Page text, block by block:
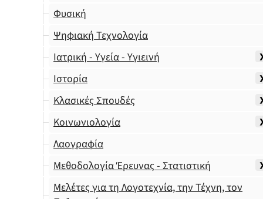
Φυσική
Ψηφιακή Τεχνολογία
Ιατρική - Υγεία - Υγιεινή
Ιστορία
Κλασικές Σπουδές
Κοινωνιολογία
Λαογραφία
Μεθοδολογία Έρευνας - Στατιστική
Μελέτες για τη Λογοτεχνία, την Τέχνη, τον